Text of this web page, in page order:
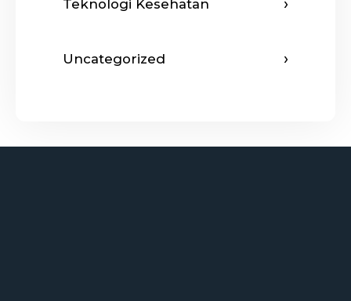
Teknologi Kesehatan
Uncategorized